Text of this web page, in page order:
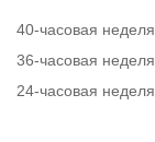
40-часовая неделя
36-часовая неделя
24-часовая неделя